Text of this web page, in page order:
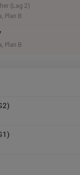
(Lag 2)
Plan B
Plan B